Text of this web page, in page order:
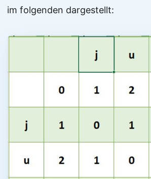
im folgenden dargestellt: